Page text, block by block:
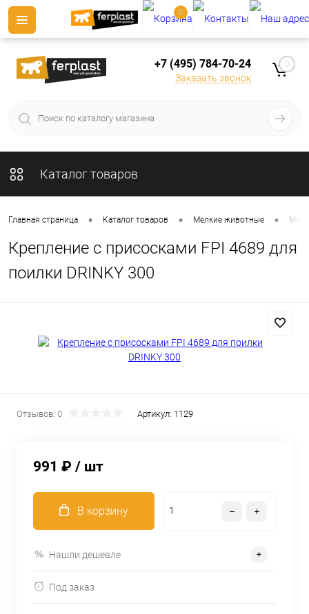
+7 (495) 784-70-24
Заказать звонок
0
Каталог товаров
Главная страница • Каталог товаров • Мелкие животные •
Крепление с присосками FPI 4689 для
поилки DRINKY 300
Отзывов: 0 Артикул: 1129
991 ₽ / шт
В корзину
Нашли дешевле
Под заказ
0